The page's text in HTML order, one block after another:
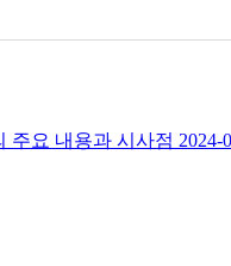
주요 내용과 시사점 2024-